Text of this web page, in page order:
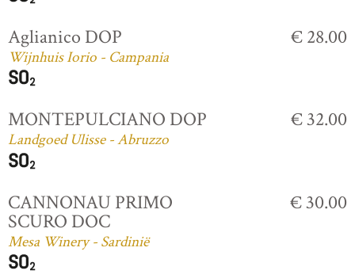
Aglianico DOP
Wijnhuis Iorio - Campania
€ 28.00
MONTEPULCIANO DOP
Landgoed Ulisse - Abruzzo
€ 32.00
CANNONAU PRIMO
SCURO DOC
Mesa Winery - Sardinië
€ 30.00